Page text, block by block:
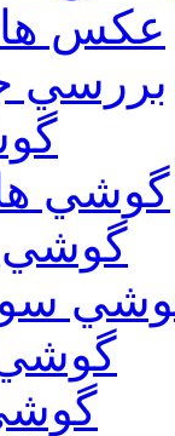
عكس
بررسي
گوشي
گوشي